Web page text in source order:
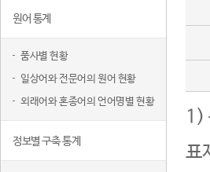
원어 통계
품사별 현황
일상어와 전문어의 원어 현황
외래어와 혼종어의 언어명별 현황
정보별 구축 통계
1)
표